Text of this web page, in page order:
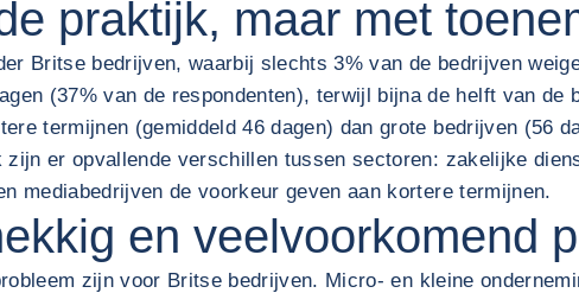
praktijk, maar met
Britse bedrijven, waarbij slechts 3% van de bedrijven
(37% van de respondenten), terwijl bijna de helft van de
termijnen (gemiddeld 46 dagen) dan grote bedrijven (56
er opvallende verschillen tussen sectoren: zakelijke
mediabedrijven de voorkeur geven aan kortere termijnen.
en veelvoorkomend
zijn voor Britse bedrijven. Micro- en kleine